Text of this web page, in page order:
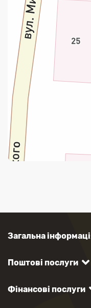
Загальна
Поштові послуги
Фінансові послуги